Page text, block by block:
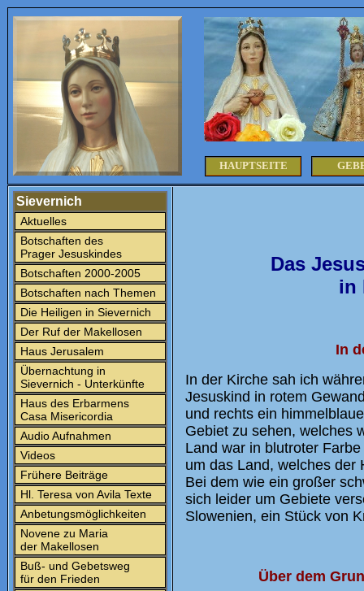
HAUPTSEITE
Sievernich
Aktuelles
Botschaften des
Prager Jesuskindes
Botschaften 2000-2005
Botschaften nach Themen
Die Heiligen in Sievernich
Der Ruf der Makellosen
Haus Jerusalem
Übernachtung in
Sievernich - Unterkünfte
Haus des Erbarmens
Casa Misericordia
Audio Aufnahmen
Videos
Frühere Beiträge
Hl. Teresa von Avila Texte
Anbetungsmöglichkeiten
Novene zu Maria
der Makellosen
Buß- und Gebetsweg
für den Frieden
Das
in
In
In der Kirche sah ich
Jesuskind in rotem
und rechts ein
Gebiet zu sehen, welches
Land war in blutroter
um das Land, welches der
Bei dem wie ein großer
sich leider um Gebiete
Slowenien, ein Stück von
Über dem